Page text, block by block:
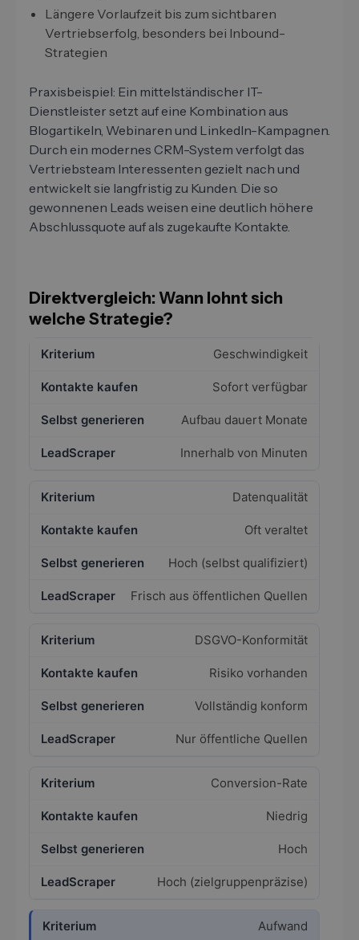
Längere Vorlaufzeit bis zum sichtbaren
Vertriebserfolg, besonders bei Inbound-
Strategien
Praxisbeispiel: Ein mittelständischer IT-
Dienstleister setzt auf eine Kombination aus
Blogartikeln, Webinaren und LinkedIn-Kampagnen.
Durch ein modernes CRM-System verfolgt das
Vertriebsteam Interessenten gezielt nach und
entwickelt sie langfristig zu Kunden. Die so
gewonnenen Leads weisen eine deutlich höhere
Abschlussquote auf als zugekaufte Kontakte.
Direktvergleich: Wann lohnt sich
welche Strategie?
Geschwindigkeit
Sofort verfügbar
Aufbau dauert Monate
Innerhalb von Minuten
Datenqualität
Oft veraltet
Hoch (selbst qualifiziert)
Frisch aus öffentlichen Quellen
DSGVO-Konformität
Risiko vorhanden
Vollständig konform
Nur öffentliche Quellen
Conversion-Rate
Niedrig
Hoch
Hoch (zielgruppenpräzise)
Aufwand